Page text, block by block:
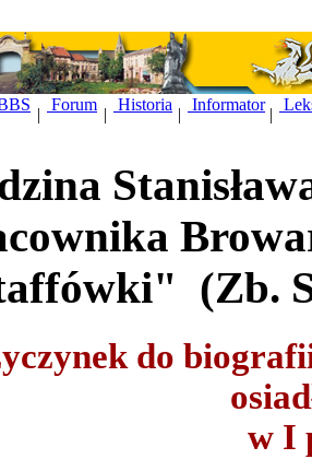
|
Forum
|
Historia
|
Informator
|
(Zb.
do
w I